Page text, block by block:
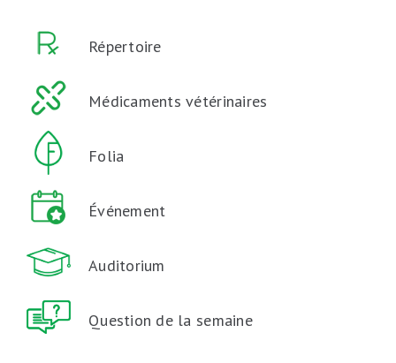
Répertoire
Médicaments vétérinaires
Folia
Événement
Auditorium
Question de la semaine